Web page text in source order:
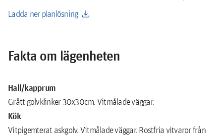
Ladda ner planlösning download
Fakta om lägenheten
Hall/kapprum
Grått golvklinker 30x30cm. Vitmålade väggar.
Kök
Vitpigemterat askgolv. Vitmålade väggar. Rostfria vitvaror från